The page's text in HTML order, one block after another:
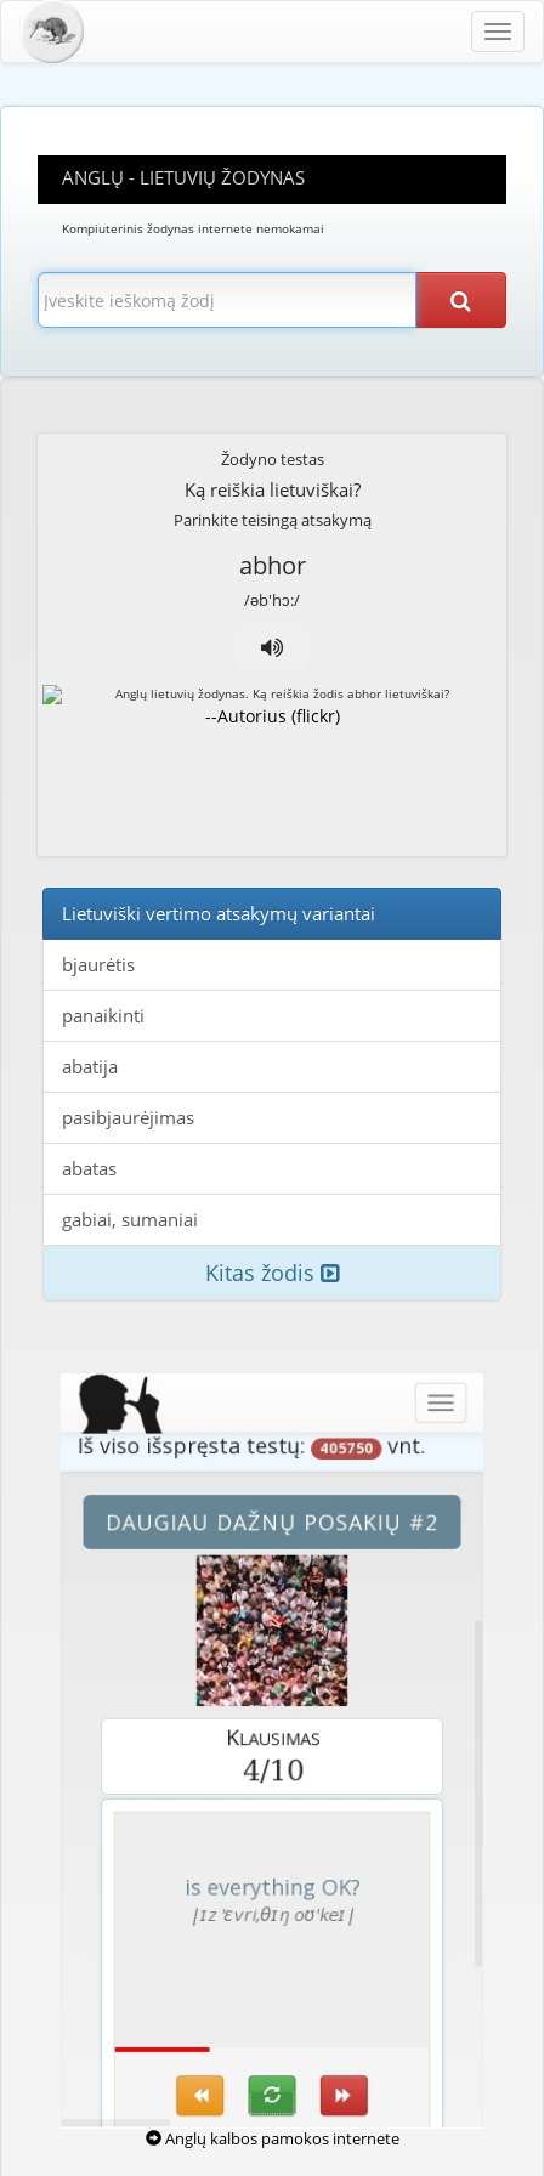
ANGLŲ - LIETUVIŲ ŽODYNAS
Kompiuterinis žodynas internete nemokamai
Žodyno testas
Ką reiškia lietuviškai?
Parinkite teisingą atsakymą
abhor
/əb'hɔ:/
--Autorius (flickr)
Lietuviški vertimo atsakymų variantai
bjaurėtis
panaikinti
abatija
pasibjaurėjimas
abatas
gabiai, sumaniai
Kitas žodis
Anglų kalbos pamokos internete